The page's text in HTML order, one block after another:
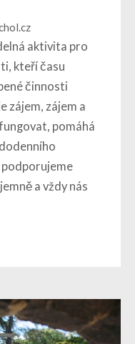
aktivita pro
kteří času
činnosti
zájem, zájem a
pomáhá
a vždy nás